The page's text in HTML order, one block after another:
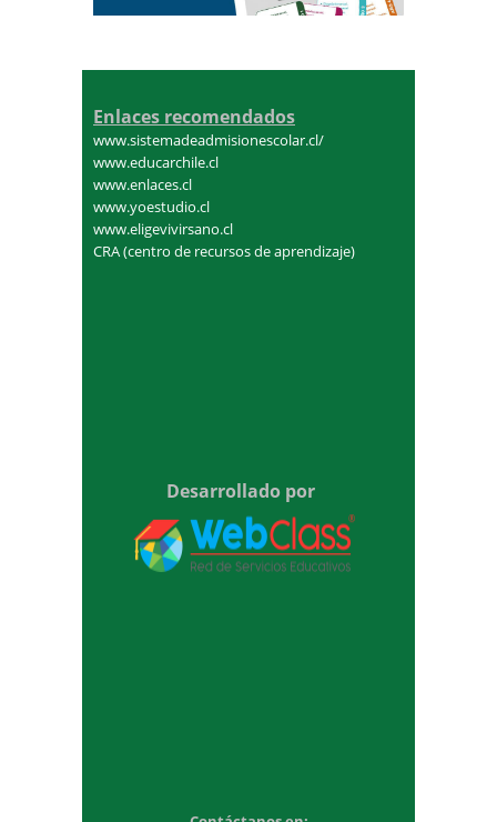
Enlaces recomendados
www.sistemadeadmisionescolar.cl/
www.educarchile.cl
www.enlaces.cl
www.yoestudio.cl
www.eligevivirsano.cl
CRA (centro de recursos de aprendizaje)
Desarrollado por